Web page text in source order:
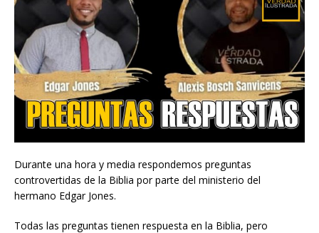
Durante una hora y media respondemos preguntas
controvertidas de la Biblia por parte del ministerio del
hermano Edgar Jones.
Todas las preguntas tienen respuesta en la Biblia, pero